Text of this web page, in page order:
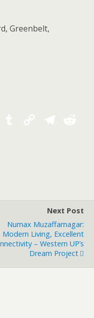
Greenbelt,
Next Post
Numax Muzaffarnagar:
Modern Living, Excellent
– Western UP’s
Dream Project